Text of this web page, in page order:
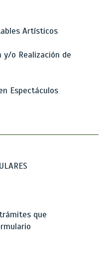
Artísticos
y/o Realización de
Espectáculos
que